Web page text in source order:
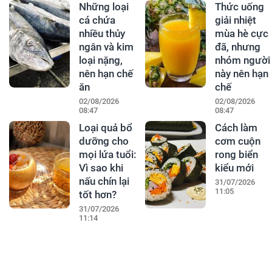
Những loại
cá chứa
nhiều thủy
ngân và kim
loại nặng,
nên hạn chế
ăn
02/08/2026
08:47
Thức uống
giải nhiệt
mùa hè cực
đã, nhưng
nhóm người
này nên hạn
chế
02/08/2026
08:47
Loại quả bổ
dưỡng cho
mọi lứa tuổi:
Vì sao khi
nấu chín lại
tốt hơn?
31/07/2026
11:14
Cách làm
cơm cuộn
rong biển
kiểu mới
31/07/2026
11:05